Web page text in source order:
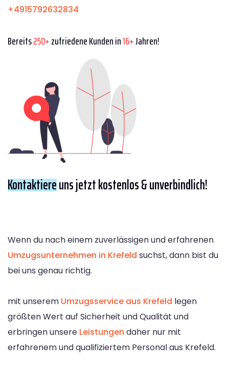
+4915792632834
Bereits250+zufriedene Kunden in16+Jahren!
Kontaktiereuns jetzt kostenlos & unverbindlich!
Wenn du nach einem zuverlässigen und erfahrenen
Umzugsunternehmen in Krefeld suchst, dann bist du
bei uns genau richtig.
mit unserem Umzugsservice aus Krefeld legen
größten Wert auf Sicherheit und Qualität und
erbringen unsere Leistungen daher nur mit
erfahrenem und qualifiziertem Personal aus Krefeld.